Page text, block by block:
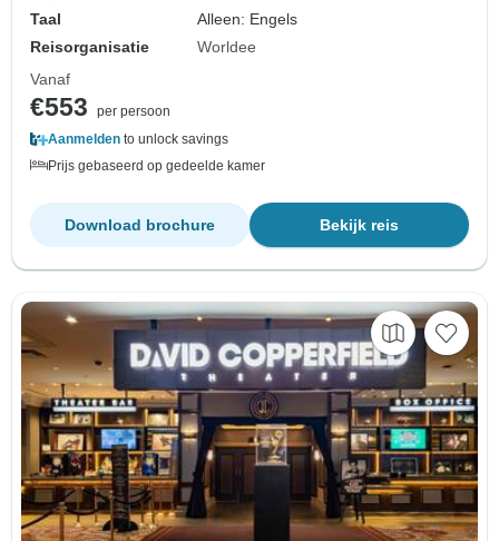
Taal
Alleen: Engels
Reisorganisatie
Worldee
Vanaf
€553
per persoon
Aanmelden to unlock savings
Prijs gebaseerd op gedeelde kamer
Bekijk reis
Download brochure